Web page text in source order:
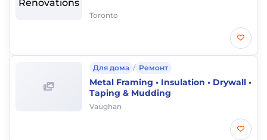
Toronto
Для дома / Ремонт
Metal Framing • Insulation • Drywall •
Taping & Mudding
Vaughan